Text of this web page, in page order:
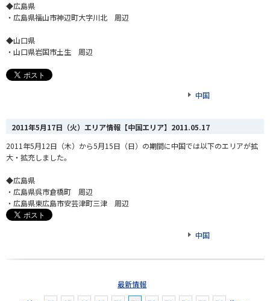
◆広島県
・広島県福山市神辺町大字川北 周辺
◆山口県
・山口県岩国市土生 周辺
中国
2011年5月17日（火）エリア情報【中国エリア】 2011.05.17
2011年5月12日（木）から5月15日（日）の期間に中国では以下のエリアが拡
大・拡充しました。
◆広島県
・広島県呉市倉橋町 周辺
・広島県東広島市安芸津町三津 周辺
中国
最新情報